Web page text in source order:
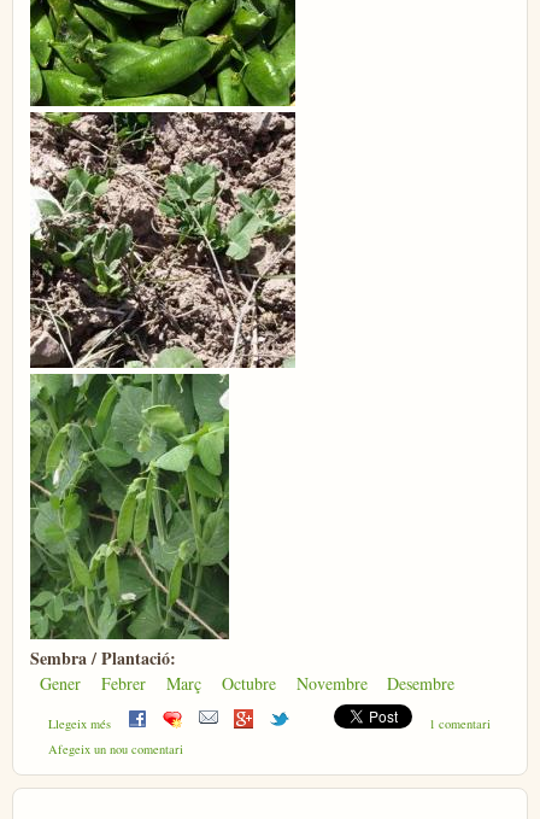
Sembra / Plantació:
Gener Febrer Març Octubre Novembre Desembre
Llegeix més
sobre Pèsol
1 comentari
Afegeix un nou comentari